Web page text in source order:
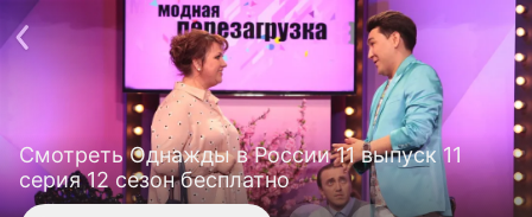
Смотреть Однажды в России 11 выпуск 11
серия 12 сезон бесплатно
Телефон поддержки: +7 (727) 323 10 92
Пользовательское соглашение
Политика конфиденциальности
Открыть приложение
Ввести промокод